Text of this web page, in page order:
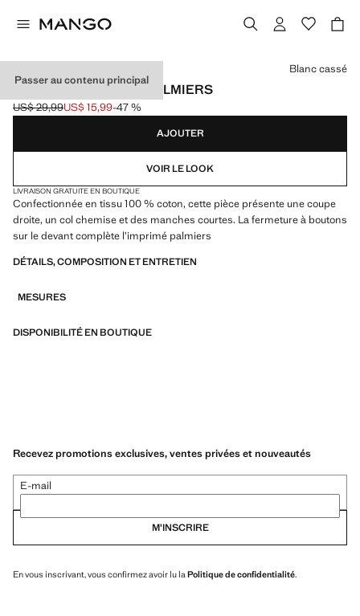
Passer au contenu principal
CHEMISE EN COTON PALMIERS
Prix initial barré [US$ 29,99 ]
US$ 29,99
Prix actuel [US$ 15,99 ]
US$ 15,99-47 %
Choisissez une couleur
Blanc cassé
AJOUTER
VOIR LE LOOK
LIVRAISON GRATUITE EN BOUTIQUE
Confectionnée en tissu 100 % coton, cette pièce présente une coupe
droite, un col chemise et des manches courtes. La fermeture à boutons
sur le devant complète l’imprimé palmiers
DÉTAILS, COMPOSITION ET ENTRETIEN
MESURES
DISPONIBILITÉ EN BOUTIQUE
Recevez promotions exclusives, ventes privées et nouveautés
E-mail
M’INSCRIRE
En vous inscrivant, vous confirmez avoir lu la Politique de confidentialité.